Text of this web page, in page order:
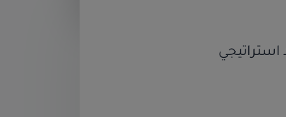
استراتيجي